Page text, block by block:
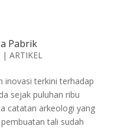
Pabrik
| ARTIKEL
inovasi terkini terhadap
sejak puluhan ribu
catatan arkeologi yang
tali sudah